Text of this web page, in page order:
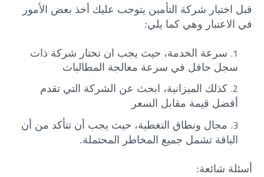
قبل اختيار شركة التأمين يتوجب عليك أخذ بعض الأمور
في الاعتبار وهي كما يلي:
سرعة الخدمة، حيث يجب ان تختار شركة ذات
سجل حافل في سرعة معالجة المطالبات
كذلك الميزانية، ابحث عن الشركة التي تقدم
أفضل قيمة مقابل السعر
مجال ونطاق التغطية، حيث يجب أن تتأكد من أن
الباقة تشمل جميع المخاطر المحتملة.
أسئلة شائعة: